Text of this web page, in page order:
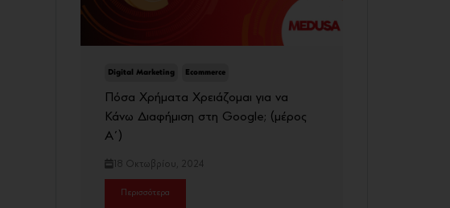
Digital Marketing Ecommerce
Πόσα Χρήματα Χρειάζομαι για να
Κάνω Διαφήμιση στη Google; (μέρος
Α΄)
18 Οκτωβρίου, 2024
Περισσότερα